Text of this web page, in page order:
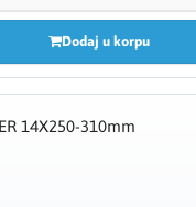
Dodaj u korpu